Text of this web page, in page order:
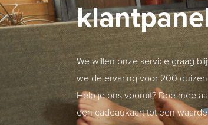
We willen onze service graag
we de ervaring voor 200
Help je ons vooruit? Doe mee
een cadeaukaart tot een